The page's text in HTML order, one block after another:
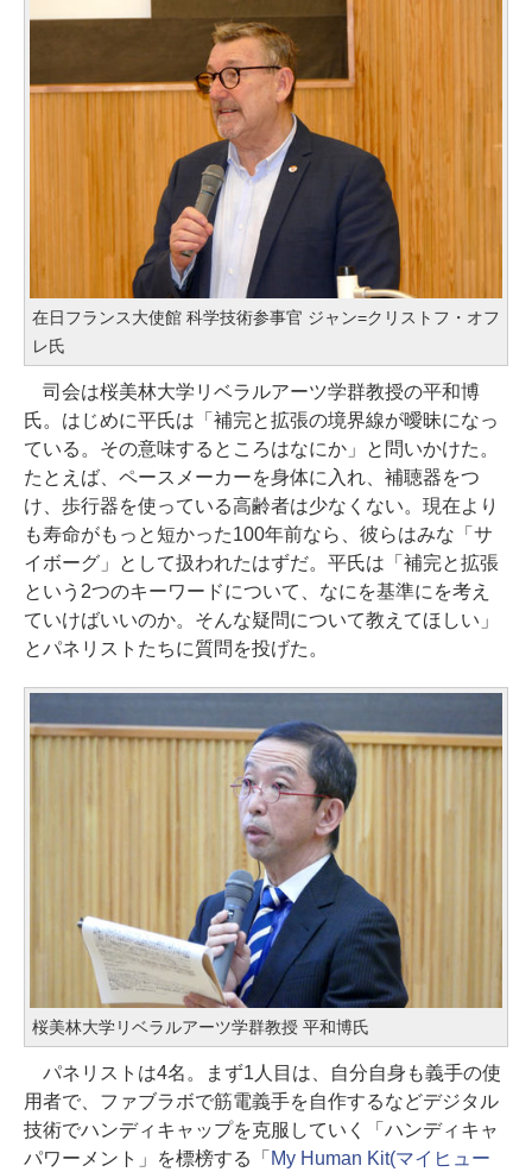
在日フランス大使館 科学技術参事官 ジャン=クリストフ・オフ
レ氏
司会は桜美林大学リベラルアーツ学群教授の平和博
氏。はじめに平氏は「補完と拡張の境界線が曖昧になっ
ている。その意味するところはなにか」と問いかけた。
たとえば、ペースメーカーを身体に入れ、補聴器をつ
け、歩行器を使っている高齢者は少なくない。現在より
も寿命がもっと短かった100年前なら、彼らはみな「サ
イボーグ」として扱われたはずだ。平氏は「補完と拡張
という2つのキーワードについて、なにを基準にを考え
ていけばいいのか。そんな疑問について教えてほしい」
とパネリストたちに質問を投げた。
桜美林大学リベラルアーツ学群教授 平和博氏
パネリストは4名。まず1人目は、自分自身も義手の使
用者で、ファブラボで筋電義手を自作するなどデジタル
技術でハンディキャップを克服していく「ハンディキャ
パワーメント」を標榜する「 My Human Kit(マイヒュー